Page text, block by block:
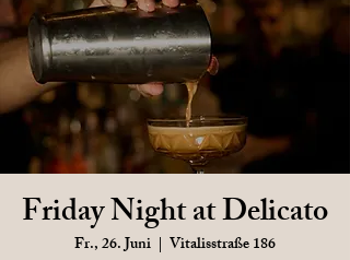
Friday Night at Delicato
Fr., 26. Juni
  |
Vitalisstraße 186